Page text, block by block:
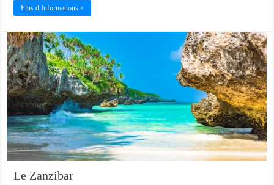
Plus d Informations »
Le Zanzibar